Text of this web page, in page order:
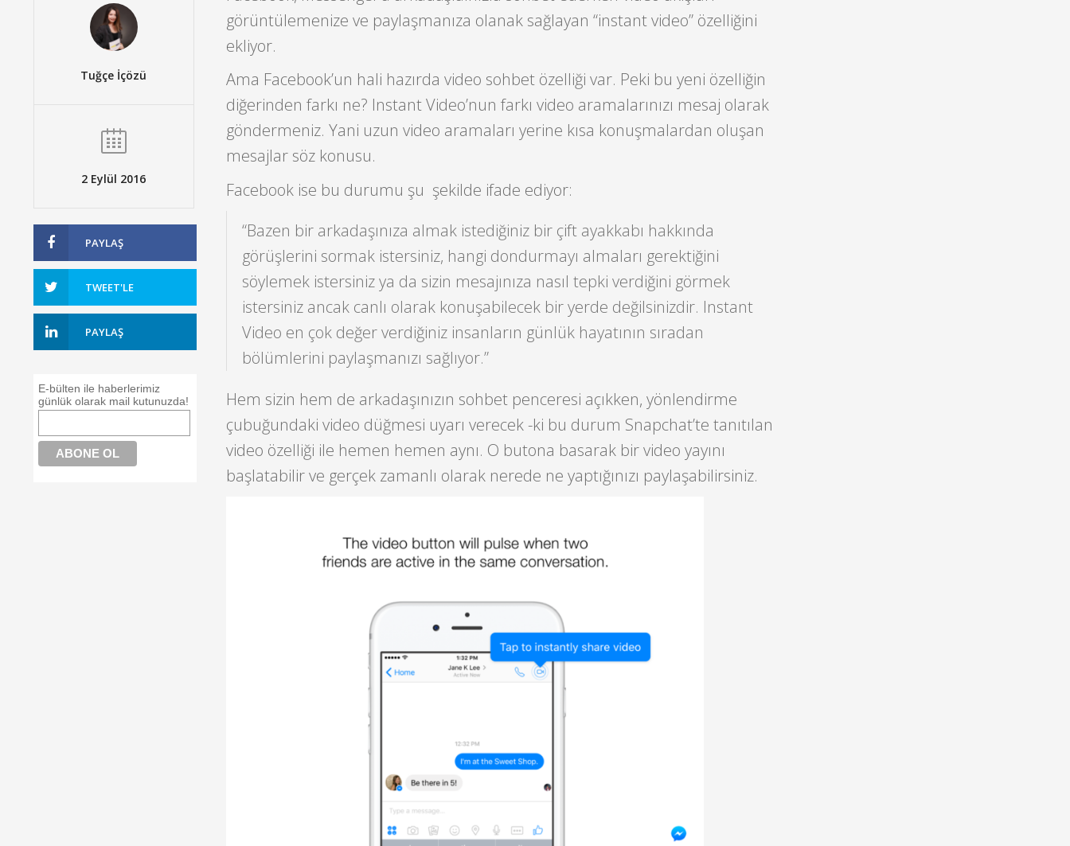
Tuğçe İçözü
2 Eylül 2016
PAYLAŞ
TWEET'LE
PAYLAŞ
E-bülten ile haberlerimiz
günlük olarak mail kutunuzda!
görüntülemenize ve paylaşmanıza olanak sağlayan “instant video” özelliğini
ekliyor.
Ama Facebook’un hali hazırda video sohbet özelliği var. Peki bu yeni özelliğin
diğerinden farkı ne? Instant Video’nun farkı video aramalarınızı mesaj olarak
göndermeniz. Yani uzun video aramaları yerine kısa konuşmalardan oluşan
mesajlar söz konusu.
Facebook ise bu durumu şu şekilde ifade ediyor:
“Bazen bir arkadaşınıza almak istediğiniz bir çift ayakkabı hakkında
görüşlerini sormak istersiniz, hangi dondurmayı almaları gerektiğini
söylemek istersiniz ya da sizin mesajınıza nasıl tepki verdiğini görmek
istersiniz ancak canlı olarak konuşabilecek bir yerde değilsinizdir. Instant
Video en çok değer verdiğiniz insanların günlük hayatının sıradan
bölümlerini paylaşmanızı sağlıyor.”
Hem sizin hem de arkadaşınızın sohbet penceresi açıkken, yönlendirme
çubuğundaki video düğmesi uyarı verecek -ki bu durum Snapchat’te tanıtılan
video özelliği ile hemen hemen aynı. O butona basarak bir video yayını
başlatabilir ve gerçek zamanlı olarak nerede ne yaptığınızı paylaşabilirsiniz.